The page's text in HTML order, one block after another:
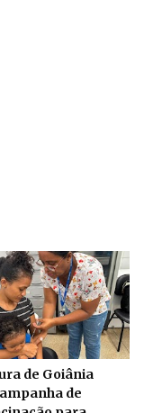
de Goiânia
de